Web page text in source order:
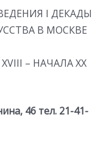
I ДЕКАДЫ
В МОСКВЕ
– НАЧАЛА XX
46 тел. 21-41-